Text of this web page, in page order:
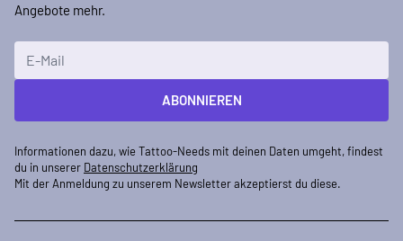
Angebote mehr.
ABONNIEREN
Informationen dazu, wie Tattoo-Needs mit deinen Daten umgeht, findest
du in unserer Datenschutzerklärung
Mit der Anmeldung zu unserem Newsletter akzeptierst du diese.